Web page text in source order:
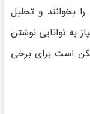
بخوانند و تحلیل
به توانایی نوشتن
است برای برخی